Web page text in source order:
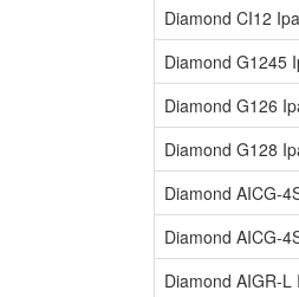
Diamond CI12
Diamond G1245
Diamond G126
Diamond G128
Diamond AICG-
Diamond AICG-
Diamond AIGR-